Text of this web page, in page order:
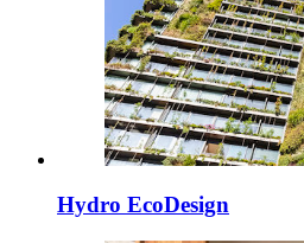
Hydro EcoDesign